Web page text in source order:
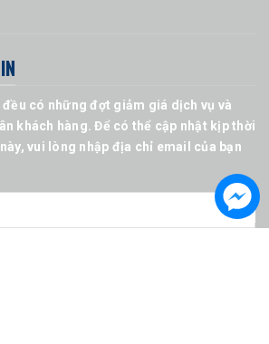
có những đợt giảm giá dịch vụ và
khách hàng. Để có thể cập nhật kịp thời
vui lòng nhập địa chỉ email của bạn